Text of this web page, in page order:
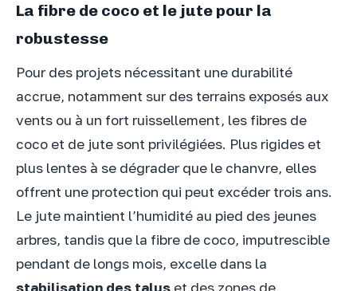
La fibre de coco et le jute pour la
robustesse
Pour des projets nécessitant une durabilité
accrue, notamment sur des terrains exposés aux
vents ou à un fort ruissellement, les fibres de
coco et de jute sont privilégiées. Plus rigides et
plus lentes à se dégrader que le chanvre, elles
offrent une protection qui peut excéder trois ans.
Le jute maintient l’humidité au pied des jeunes
arbres, tandis que la fibre de coco, imputrescible
pendant de longs mois, excelle dans la
stabilisation des talus et des zones de